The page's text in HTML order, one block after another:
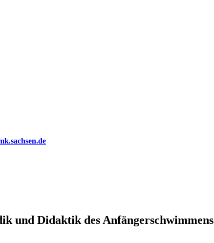
und Didaktik des Anfängerschwimmens